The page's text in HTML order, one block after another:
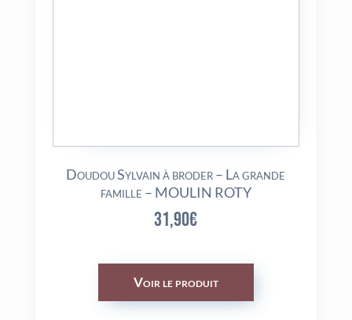
Doudou Sylvain à broder – La grande
famille – MOULIN ROTY
31,90€
Voir le produit